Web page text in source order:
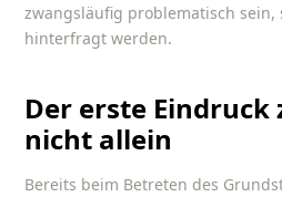
zwangsläufig problematisch
hinterfragt werden.
Der erste Eindruck
nicht allein
Bereits beim Betreten des